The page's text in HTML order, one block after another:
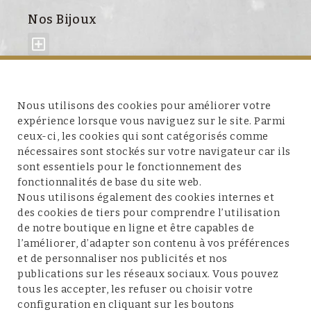
Nos Bijoux
À propos de nous
Service client
Conditions et mentions légales
Nous utilisons des cookies pour améliorer votre
expérience lorsque vous naviguez sur le site. Parmi
ceux-ci, les cookies qui sont catégorisés comme
nécessaires sont stockés sur votre navigateur car ils
sont essentiels pour le fonctionnement des
fonctionnalités de base du site web.
Nous utilisons également des cookies internes et
des cookies de tiers pour comprendre l’utilisation
de notre boutique en ligne et être capables de
l’améliorer, d’adapter son contenu à vos préférences
et de personnaliser nos publicités et nos
publications sur les réseaux sociaux. Vous pouvez
tous les accepter, les refuser ou choisir votre
configuration en cliquant sur les boutons